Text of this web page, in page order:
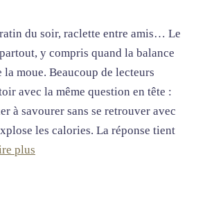
du soir, raclette entre amis… Le
y compris quand la balance
la moue. Beaucoup de lecteurs
avec la même question en tête :
à savourer sans se retrouver avec
les calories. La réponse tient
plus